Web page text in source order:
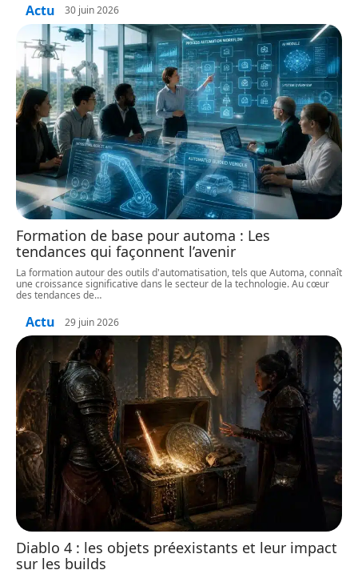
Actu 30 juin 2026
Formation de base pour automa : Les
tendances qui façonnent l’avenir
La formation autour des outils d'automatisation, tels que Automa, connaît
une croissance significative dans le secteur de la technologie. Au cœur
des tendances de…
Actu 29 juin 2026
Diablo 4 : les objets préexistants et leur impact
sur les builds